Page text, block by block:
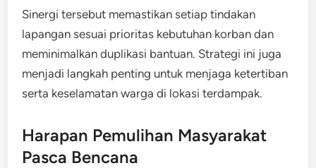
Sinergi tersebut memastikan setiap tindakan
lapangan sesuai prioritas kebutuhan korban dan
meminimalkan duplikasi bantuan. Strategi ini juga
menjadi langkah penting untuk menjaga ketertiban
serta keselamatan warga di lokasi terdampak.
Harapan Pemulihan Masyarakat
Pasca Bencana